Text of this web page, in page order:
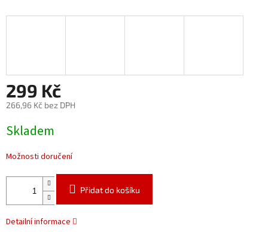
299 Kč
266,96 Kč bez DPH
cena:
Skladem
Možnosti doručení
Přidat do košíku
Detailní informace